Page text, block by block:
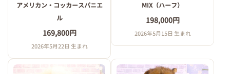
アメリカン・コッカースパニエ
ル
169,800円
2026年5月22日 生まれ
MIX（ハーフ）
198,000円
2026年5月15日 生まれ